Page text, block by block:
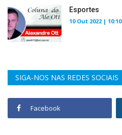
Esportes
10 Out 2022 | 10:10
SIGA-NOS NAS REDES SOCIAIS
Facebook